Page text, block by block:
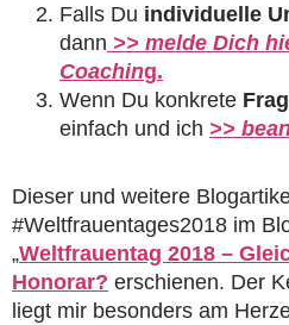
Falls Du individuelle
dann >> melde Dich
Coaching.
Wenn Du konkrete
einfach und ich >>
Dieser und weitere
#Weltfrauentages2018 im
„Weltfrauentag 2018 –
Honorar? erschienen. Der
liegt mir besonders am